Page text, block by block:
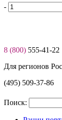
-
8 (800) 555-41-22
Для регионов
(495) 509-37-86
Поиск: